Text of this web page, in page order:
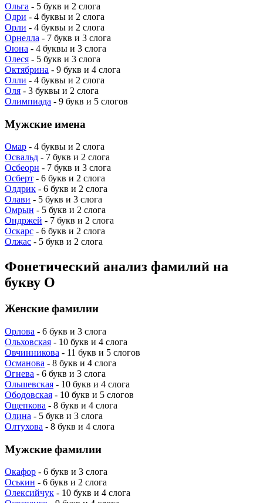
Ольга - 5 букв и 2 слога
Одри - 4 буквы и 2 слога
Орли - 4 буквы и 2 слога
Орнелла - 7 букв и 3 слога
Оюна - 4 буквы и 3 слога
Олеся - 5 букв и 3 слога
Октябрина - 9 букв и 4 слога
Олли - 4 буквы и 2 слога
Оля - 3 буквы и 2 слога
Олимпиада - 9 букв и 5 слогов
Мужские имена
Омар - 4 буквы и 2 слога
Освальд - 7 букв и 2 слога
Осбеорн - 7 букв и 3 слога
Осберт - 6 букв и 2 слога
Олдрик - 6 букв и 2 слога
Олави - 5 букв и 3 слога
Омрын - 5 букв и 2 слога
Ондржей - 7 букв и 2 слога
Оскарс - 6 букв и 2 слога
Олжас - 5 букв и 2 слога
Фонетический анализ фамилий на
букву О
Женские фамилии
Орлова - 6 букв и 3 слога
Ольховская - 10 букв и 4 слога
Овчинникова - 11 букв и 5 слогов
Османова - 8 букв и 4 слога
Огнева - 6 букв и 3 слога
Ольшевская - 10 букв и 4 слога
Ободовская - 10 букв и 5 слогов
Ощепкова - 8 букв и 4 слога
Олина - 5 букв и 3 слога
Олтухова - 8 букв и 4 слога
Мужские фамилии
Окафор - 6 букв и 3 слога
Оськин - 6 букв и 2 слога
Олексийчук - 10 букв и 4 слога